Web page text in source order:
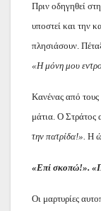
Πριν οδηγηθεί
υποστεί και την
πλησιάσουν.
«Η μόνη μου
Κανένας από τους
μάτια. Ο
την πατρίδα!». Η
«Επί σκοπώ!».
Οι μαρτυρίες